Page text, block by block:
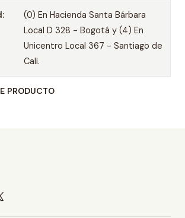
(0) En Hacienda Santa Bárbara
Local D 328 - Bogotá y (4) En
Unicentro Local 367 - Santiago de
Cali.
PRODUCTO